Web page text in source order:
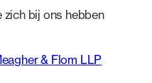
zich bij ons hebben
& Flom LLP